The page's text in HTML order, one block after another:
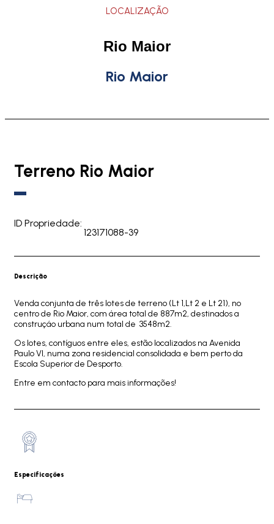
LOCALIZAÇÃO
Rio Maior
Rio Maior
Terreno Rio Maior
ID Propriedade:
123171088-39
Descrição
Venda conjunta de três lotes de terreno (Lt 1,Lt 2 e Lt 21), no
centro de Rio Maior, com área total de 887m2, destinados a
construçáo urbana num total de 3548m2.
Os lotes, contíguos entre eles, estão localizados na Avenida
Paulo VI, numa zona residencial consolidada e bem perto da
Escola Superior de Desporto.
Entre em contacto para mais informações!
Especificações